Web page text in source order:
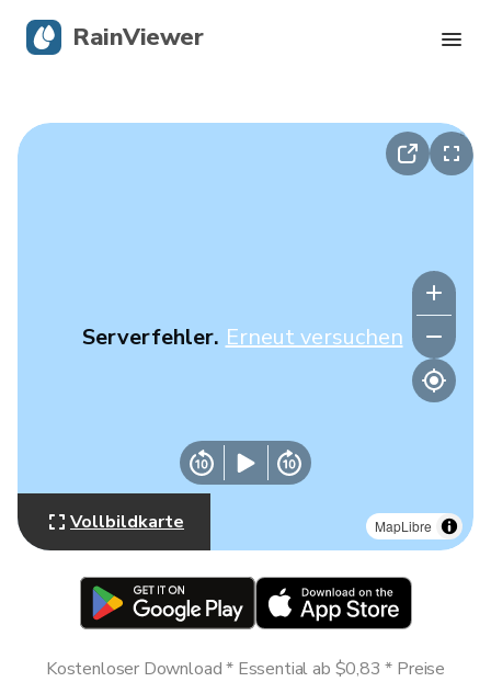
MapLibre
Serverfehler. Erneut versuchen
Vollbildkarte
Kostenloser Download * Essential ab $0,83 * Preise
RainViewer